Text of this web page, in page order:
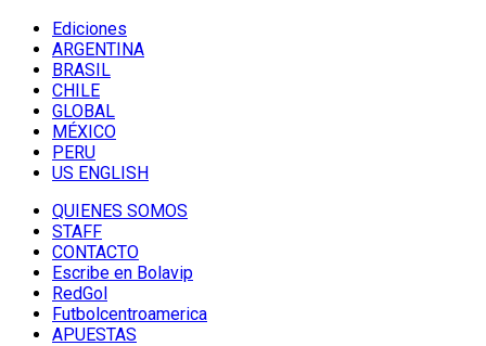
Ediciones
ARGENTINA
BRASIL
CHILE
GLOBAL
MÉXICO
PERU
US ENGLISH
QUIENES SOMOS
STAFF
CONTACTO
Escribe en Bolavip
RedGol
Futbolcentroamerica
APUESTAS